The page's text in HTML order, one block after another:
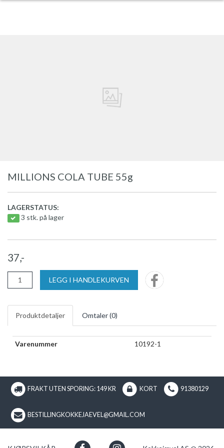
MILLIONS COLA TUBE 55g
LAGERSTATUS:
3 stk. på lager
37,-
LEGG I HANDLEKURVEN
Produktdetaljer Omtaler (0)
Varenummer 10192-1
FRAKT UTEN SPORING: 149 KR KORT 91380129
BESTILLINGKOKKEJAEVEL@GMAIL.COM